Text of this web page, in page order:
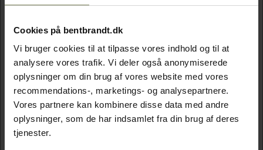
Cookies på bentbrandt.dk
Vi bruger cookies til at tilpasse vores indhold og til at
analysere vores trafik. Vi deler også anonymiserede
oplysninger om din brug af vores website med vores
recommendations-, marketings- og analysepartnere.
Vores partnere kan kombinere disse data med andre
oplysninger, som de har indsamlet fra din brug af deres
tjenester.
Blandet salat (egeløv-, hjerte-, frisésalat eller lign.)
Ingredienser dressing
1 fed hvidløg
½ dl olivenolie
1 tsk. dijonsennep